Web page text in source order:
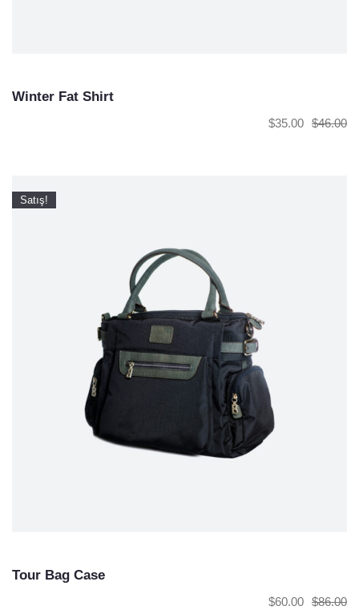
Winter Fat Shirt
$46.00
$35.00
Satış!
Tour Bag Case
$86.00
$60.00